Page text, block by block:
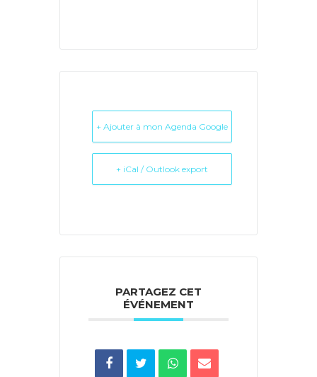
+ Ajouter à mon Agenda Google
+ iCal / Outlook export
PARTAGEZ CET
ÉVÉNEMENT